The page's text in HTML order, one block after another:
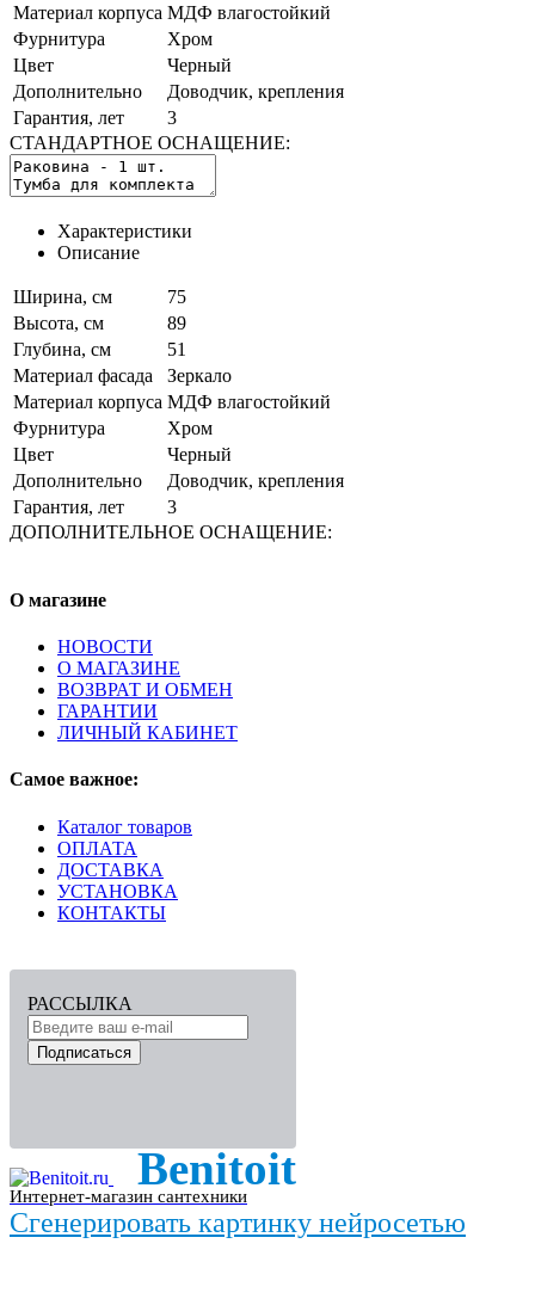
Материал корпуса МДФ влагостойкий
Фурнитура
Хром
Цвет
Черный
Дополнительно
Доводчик, крепления
Гарантия, лет
3
СТАНДАРТНОЕ ОСНАЩЕНИЕ:
Характеристики
Описание
Ширина, см
75
Высота, см
89
Глубина, см
51
Материал фасада
Зеркало
Материал корпуса МДФ влагостойкий
Фурнитура
Хром
Цвет
Черный
Дополнительно
Доводчик, крепления
Гарантия, лет
3
ДОПОЛНИТЕЛЬНОЕ ОСНАЩЕНИЕ:
О магазине
НОВОСТИ
О МАГАЗИНЕ
ВОЗВРАТ И ОБМЕН
ГАРАНТИИ
ЛИЧНЫЙ КАБИНЕТ
Самое важное:
Каталог товаров
ОПЛАТА
ДОСТАВКА
УСТАНОВКА
КОНТАКТЫ
РАССЫЛКА
Подписаться
Benitoit
Интернет-магазин сантехники
Сгенерировать картинку нейросетью